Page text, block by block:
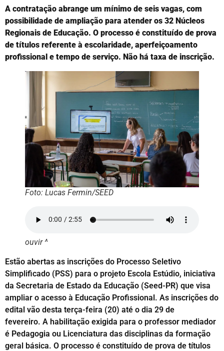
A contratação abrange um mínimo de seis vagas, com
possibilidade de ampliação para atender os 32 Núcleos
Regionais de Educação. O processo é constituído de prova
de títulos referente à escolaridade, aperfeiçoamento
profissional e tempo de serviço. Não há taxa de inscrição.
Foto: Lucas Fermin/SEED
ouvir ^
Estão abertas as inscrições do Processo Seletivo
Simplificado (PSS) para o projeto Escola Estúdio, iniciativa
da Secretaria de Estado da Educação (Seed-PR) que visa
ampliar o acesso à Educação Profissional. As inscrições do
edital vão desta terça-feira (20) até o dia 29 de
fevereiro. A habilitação exigida para o professor mediador
é Pedagogia ou Licenciatura das disciplinas da formação
geral básica. O processo é constituído de prova de títulos